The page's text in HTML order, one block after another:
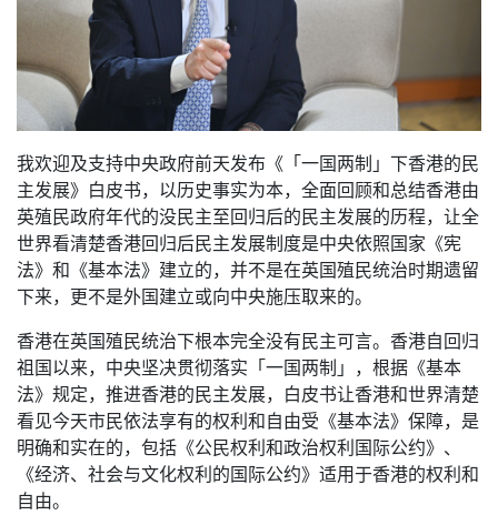
我欢迎及支持中央政府前天发布《「一国两制」下香港的民
主发展》白皮书，以历史事实为本，全面回顾和总结香港由
英殖民政府年代的没民主至回归后的民主发展的历程，让全
世界看清楚香港回归后民主发展制度是中央依照国家《宪
法》和《基本法》建立的，并不是在英国殖民统治时期遗留
下来，更不是外国建立或向中央施压取来的。
香港在英国殖民统治下根本完全没有民主可言。香港自回归
祖国以来，中央坚决贯彻落实「一国两制」，根据《基本
法》规定，推进香港的民主发展，白皮书让香港和世界清楚
看见今天市民依法享有的权利和自由受《基本法》保障，是
明确和实在的，包括《公民权利和政治权利国际公约》、
《经济、社会与文化权利的国际公约》适用于香港的权利和
自由。